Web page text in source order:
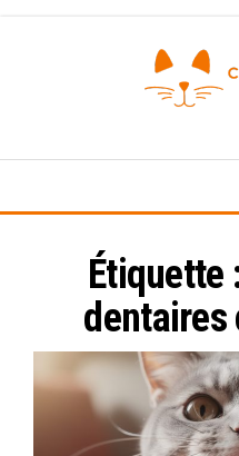
Étiquette
dentaires